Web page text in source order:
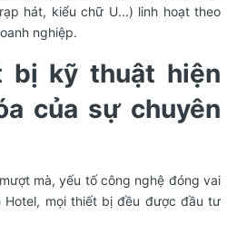
hát, kiểu chữ U...) linh hoạt theo
nghiệp.
bị kỹ thuật hiện
của sự chuyên
mà, yếu tố công nghệ đóng vai
Hotel, mọi thiết bị đều được đầu tư